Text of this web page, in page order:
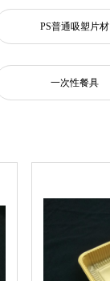
PS普通吸塑片材
一次性餐具